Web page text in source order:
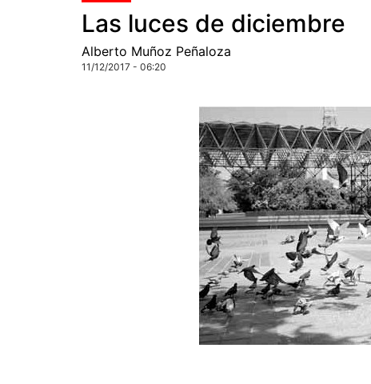
Las luces de diciembre
Alberto Muñoz Peñaloza
11/12/2017 - 06:20